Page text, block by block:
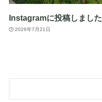
Instagramに投稿しました
2026年7月21日